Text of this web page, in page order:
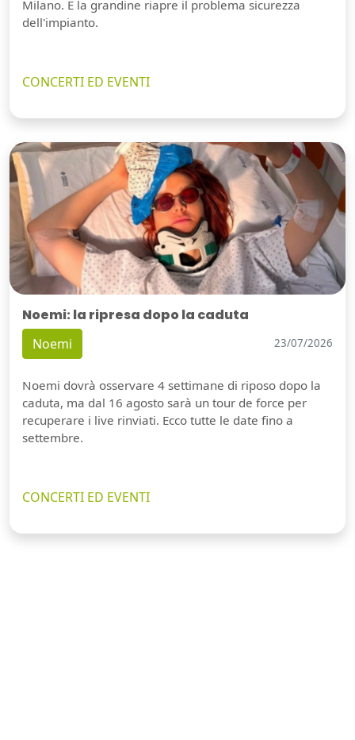
Milano. E la grandine riapre il problema sicurezza
dell'impianto.
CONCERTI ED EVENTI
Noemi: la ripresa dopo la caduta
Noemi 23/07/2026
Noemi dovrà osservare 4 settimane di riposo dopo la
caduta, ma dal 16 agosto sarà un tour de force per
recuperare i live rinviati. Ecco tutte le date fino a
settembre.
CONCERTI ED EVENTI